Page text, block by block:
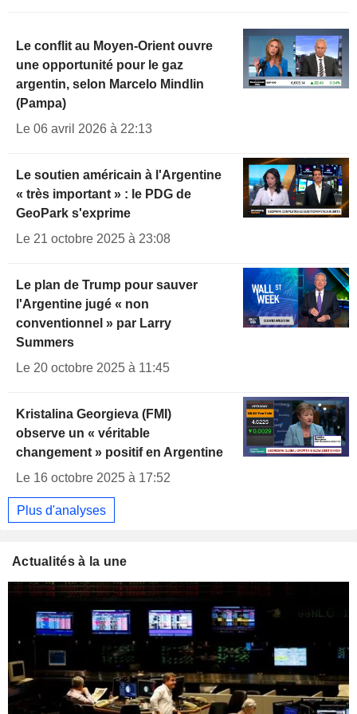
Le conflit au Moyen-Orient ouvre
une opportunité pour le gaz
argentin, selon Marcelo Mindlin
(Pampa)
Le 06 avril 2026 à 22:13
Le soutien américain à l'Argentine
« très important » : le PDG de
GeoPark s'exprime
Le 21 octobre 2025 à 23:08
Le plan de Trump pour sauver
l'Argentine jugé « non
conventionnel » par Larry
Summers
Le 20 octobre 2025 à 11:45
Kristalina Georgieva (FMI)
observe un « véritable
changement » positif en Argentine
Le 16 octobre 2025 à 17:52
Plus d'analyses
Actualités à la une